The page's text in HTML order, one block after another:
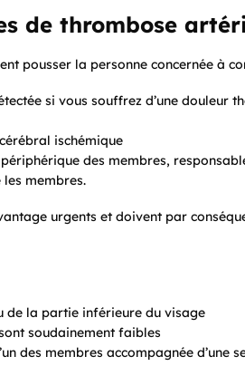
de thrombose
pousser la personne concernée à
si vous souffrez d’une douleur
ischémique
des membres,
membres.
urgents et doivent par
de la partie inférieure du visage
soudainement faibles
des membres accompagnée d’une